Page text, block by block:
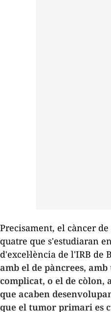
Precisament, el càncer
quatre que s'estudiaran
d'excel·lència de l'IRB de
amb el de pàncrees,
complicat, o el de còlon,
que acaben
que el tumor primari es